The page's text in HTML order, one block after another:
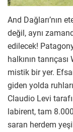
And Dağları’nın
değil, aynı
edilecek!
halkının
mistik bir yer.
giden yolda
Claudio Levi
labirent, tam
saran herdem